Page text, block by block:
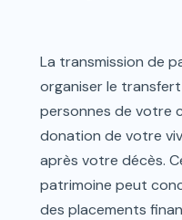
La transmission de
organiser le
personnes de votre
donation de votre
après votre décès.
patrimoine peut
des placements